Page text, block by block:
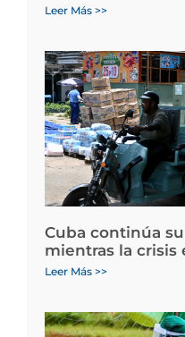
Leer Más >>
Cuba continúa
mientras la crisis
Leer Más >>